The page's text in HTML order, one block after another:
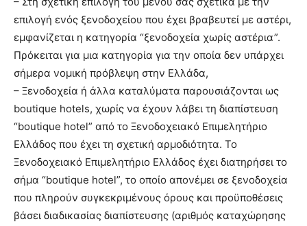
επιλογή ενός ξενοδοχείου που έχει βραβευτεί με αστέρι,
εμφανίζεται η κατηγορία “ξενοδοχεία χωρίς αστέρια”.
Πρόκειται για μια κατηγορία για την οποία δεν υπάρχει
σήμερα νομική πρόβλεψη στην Ελλάδα,
– Ξενοδοχεία ή άλλα καταλύματα παρουσιάζονται ως
boutique hotels, χωρίς να έχουν λάβει τη διαπίστευση
“boutique hotel” από το Ξενοδοχειακό Επιμελητήριο
Ελλάδος που έχει τη σχετική αρμοδιότητα. Το
Ξενοδοχειακό Επιμελητήριο Ελλάδος έχει διατηρήσει το
σήμα “boutique hotel”, το οποίο απονέμει σε ξενοδοχεία
που πληρούν συγκεκριμένους όρους και προϋποθέσεις
βάσει διαδικασίας διαπίστευσης (αριθμός καταχώρησης